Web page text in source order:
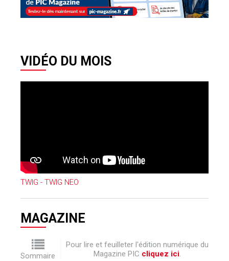
VIDÉO DU MOIS
TWIG - TWIG NEO
MAGAZINE
Sommaire
Pour lire et feuilleter l'édition numérique du
Magazine PIC cliquez ici.